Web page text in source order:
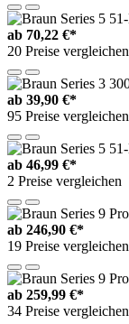
ab 70,22 €*
20 Preise vergleichen
ab 39,90 €*
95 Preise vergleichen
ab 46,99 €*
2 Preise vergleichen
ab 246,90 €*
19 Preise vergleichen
ab 259,99 €*
34 Preise vergleichen